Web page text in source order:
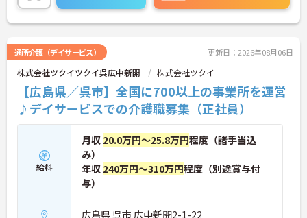
通所介護（デイサービス） 更新日：2026年08月06日
株式会社ツクイツクイ呉広中新開 株式会社ツクイ
【広島県／呉市】全国に700以上の事業所を運営
♪デイサービスでの介護職募集（正社員）
給料
月収 20.0万円～25.8万円程度（諸手当込
み）
年収 240万円～310万円程度（別途賞与付
与）
広島県 呉市 広中新開2-1-22